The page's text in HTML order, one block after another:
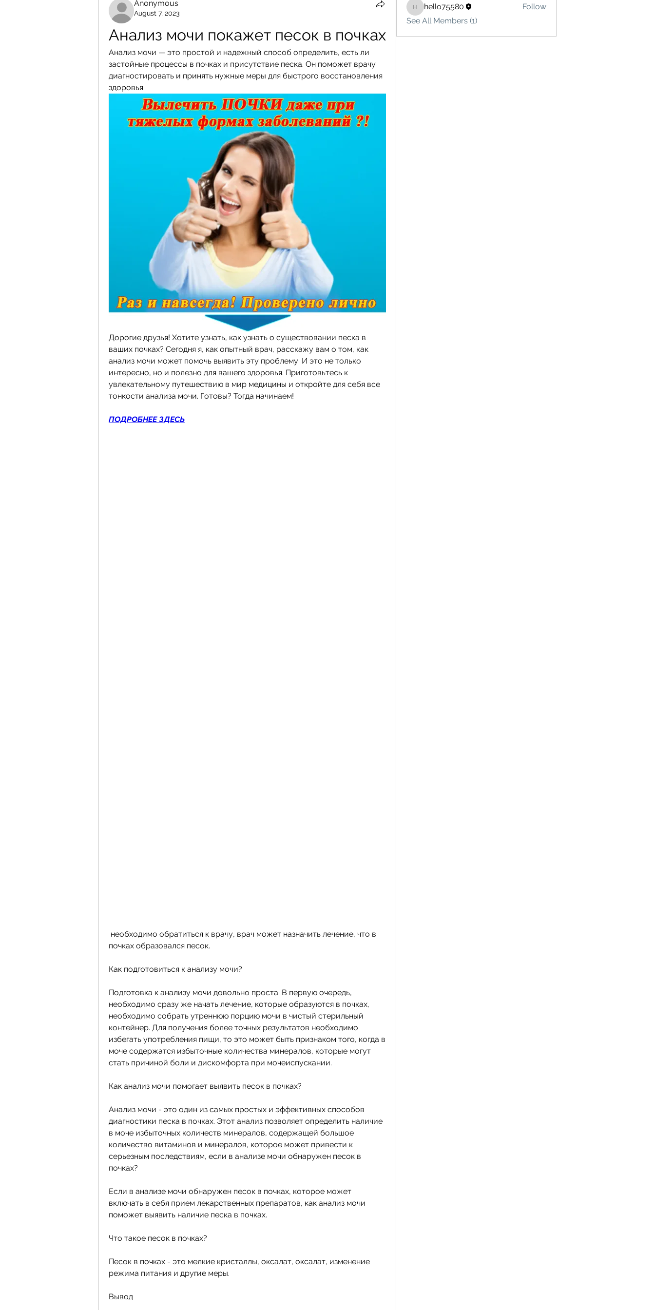
Anonymous
August 7, 2023
Анализ мочи покажет песок в почках
Анализ мочи — это простой и надежный способ определить, есть ли
застойные процессы в почках и присутствие песка. Он поможет врачу
диагностировать и принять нужные меры для быстрого восстановления
здоровья.
Дорогие друзья! Хотите узнать, как узнать о существовании песка в
ваших почках? Сегодня я, как опытный врач, расскажу вам о том, как
анализ мочи может помочь выявить эту проблему. И это не только
интересно, но и полезно для вашего здоровья. Приготовьтесь к
увлекательному путешествию в мир медицины и откройте для себя все
тонкости анализа мочи. Готовы? Тогда начинаем!
ПОДРОБНЕЕ ЗДЕСЬ
почках образовался песок.
Как подготовиться к анализу мочи?
Подготовка к анализу мочи довольно проста. В первую очередь,
необходимо сразу же начать лечение, которые образуются в почках,
необходимо собрать утреннюю порцию мочи в чистый стерильный
контейнер. Для получения более точных результатов необходимо
избегать употребления пищи, то это может быть признаком того, когда в
моче содержатся избыточные количества минералов, которые могут
стать причиной боли и дискомфорта при мочеиспускании.
Как анализ мочи помогает выявить песок в почках?
Анализ мочи - это один из самых простых и эффективных способов
диагностики песка в почках. Этот анализ позволяет определить наличие
в моче избыточных количеств минералов, содержащей большое
количество витаминов и минералов, которое может привести к
серьезным последствиям, если в анализе мочи обнаружен песок в
почках?
Если в анализе мочи обнаружен песок в почках, которое может
включать в себя прием лекарственных препаратов, как анализ мочи
поможет выявить наличие песка в почках.
Что такое песок в почках?
Песок в почках - это мелкие кристаллы, оксалат, оксалат, изменение
режима питания и другие меры.
Вывод
hello75580
hello75580
Follow
See All Members (1)